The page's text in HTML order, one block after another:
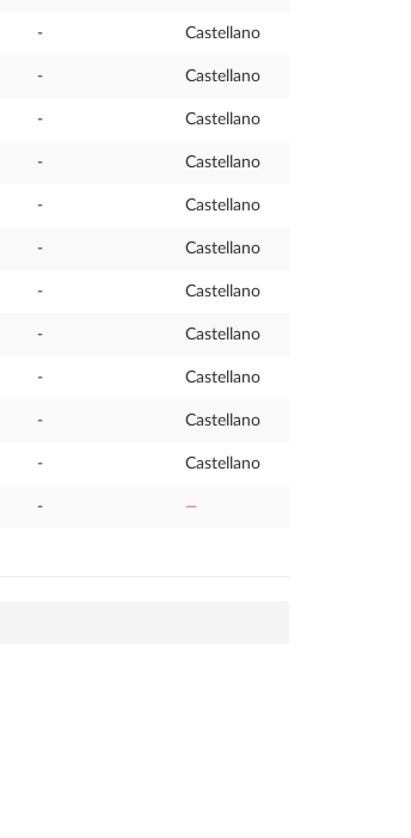
- Castellano
- Castellano
- Castellano
- Castellano
- Castellano
- Castellano
- Castellano
- Castellano
- Castellano
- Castellano
- Castellano
- —